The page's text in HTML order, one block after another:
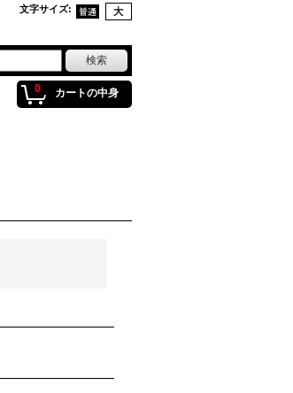
文字サイズ:
0 カートの中身